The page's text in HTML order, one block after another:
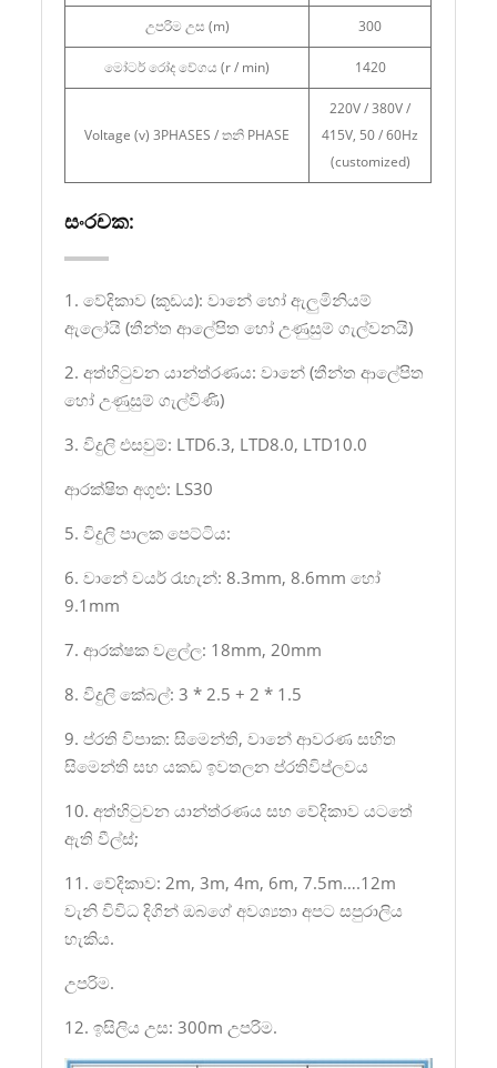
උපරිම උස (m) 300
මෝටර් රෝද වේගය (r / min) 1420
Voltage (v) 3PHASES / තනි PHASE
220V / 380V /
415V, 50 / 60Hz
(customized)
සංරචක:
1. වේදිකාව (කූඩය): වානේ හෝ ඇලුමිනියම්
ඇලෝයි (තීන්ත ආලේපිත හෝ උණුසුම් ගැල්වනයි)
2. අත්හිටුවන යාන්ත්රණය: වානේ (තීන්ත ආලේපිත
හෝ උණුසුම් ගැල්විණි)
3. විදුලි එසවුම්: LTD6.3, LTD8.0, LTD10.0
ආරක්ෂිත අගුළු: LS30
5. විදුලි පාලක පෙට්ටිය:
6. වානේ වයර් රැහැන්: 8.3mm, 8.6mm හෝ
9.1mm
7. ආරක්ෂක වළල්ල: 18mm, 20mm
8. විදුලි කේබල්: 3 * 2.5 + 2 * 1.5
9. ප්රති විපාක: සිමෙන්ති, වානේ ආවරණ සහිත
සිමෙන්ති සහ යකඩ ඉවතලන ප්රතිවිප්ලවය
10. අත්හිටුවන යාන්ත්රණය සහ වේදිකාව යටතේ
ඇති වීල්ස්;
11. වේදිකාව: 2m, 3m, 4m, 6m, 7.5m….12m
වැනි විවිධ දිගින් ඔබගේ අවශ්‍යතා අපට සපුරාලිය
හැකිය.
උපරිම.
12. ඉසිලිය උස: 300m උපරිම.